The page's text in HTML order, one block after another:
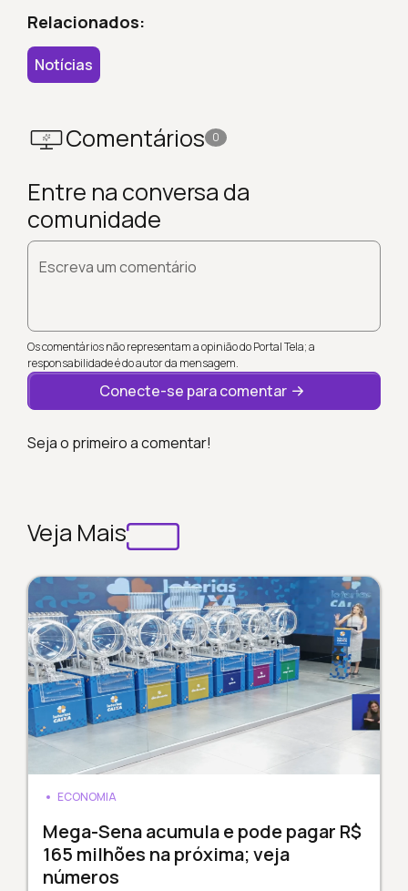
Relacionados:
Notícias
Comentários 0
Entre na conversa da
comunidade
Escreva um comentário
Os comentários não representam a opinião do Portal Tela; a
responsabilidade é do autor da mensagem.
Conecte-se para comentar
Seja o primeiro a comentar!
Veja Mais
ECONOMIA
Mega-Sena acumula e pode pagar R$
165 milhões na próxima; veja
números